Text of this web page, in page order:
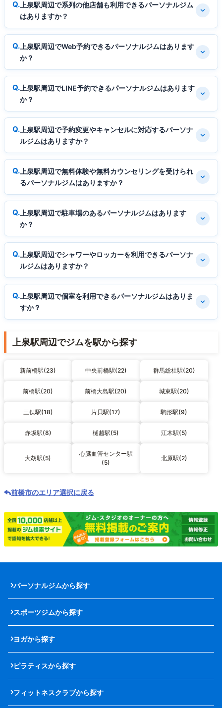
上泉駅周辺で系列の他店舗も利用できるパーソナルジム
はありますか？
上泉駅周辺でWeb予約できるパーソナルジムはあります
か？
上泉駅周辺でLINE予約できるパーソナルジムはあります
か？
上泉駅周辺で予約変更やキャンセルに対応するパーソナ
ルジムはありますか？
上泉駅周辺で無料体験や無料カウンセリングを受けられ
るパーソナルジムはありますか？
上泉駅周辺で駐車場のあるパーソナルジムはあります
か？
上泉駅周辺でシャワーやロッカーを利用できるパーソナ
ルジムはありますか？
上泉駅周辺で個室を利用できるパーソナルジムはありま
すか？
上泉駅周辺でジムを駅から探す
新前橋駅(23) 中央前橋駅(22) 群馬総社駅(20)
前橋駅(20) 前橋大島駅(20) 城東駅(20)
三俣駅(18) 片貝駅(17) 駒形駅(9)
赤坂駅(8) 樋越駅(5) 江木駅(5)
大胡駅(5)
心臓血管センター駅
(5)
北原駅(2)
前橋市のエリア選択に戻る
パーソナルジムから探す
スポーツジムから探す
ヨガから探す
ピラティスから探す
フィットネスクラブから探す